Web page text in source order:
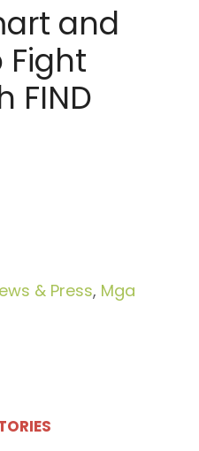
and
Fight
FIND
& Press, Mga